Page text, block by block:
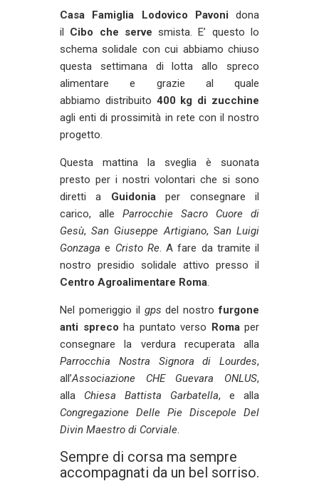
Casa Famiglia Lodovico Pavoni dona
il Cibo che serve smista. E’ questo lo
schema solidale con cui abbiamo chiuso
questa settimana di lotta allo spreco
alimentare e grazie al quale
abbiamo distribuito 400 kg di zucchine
agli enti di prossimità in rete con il nostro
progetto.
Questa mattina la sveglia è suonata
presto per i nostri volontari che si sono
diretti a Guidoniaper consegnare il
carico, alle Parrocchie Sacro Cuore di
Gesù,San Giuseppe Artigiano, San Luigi
Gonzaga e Cristo Re. A fare da tramite il
nostro presidio solidale attivo presso il
Centro Agroalimentare Roma.
Nel pomeriggio il gps del nostrofurgone
anti spreco ha puntato verso Romaper
consegnare la verdura recuperata alla
Parrocchia Nostra Signora di Lourdes,
all’Associazione CHE Guevara ONLUS,
alla Chiesa Battista Garbatella, e alla
Congregazione Delle Pie Discepole Del
Divin Maestro di Corviale.
Sempre di corsa ma sempre
accompagnati da un bel sorriso.